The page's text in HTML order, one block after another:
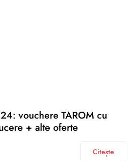
vouchere TAROM cu
+ alte oferte
Citește